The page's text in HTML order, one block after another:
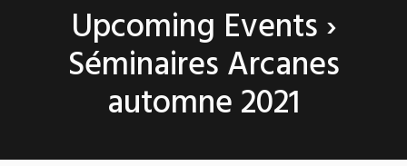
Upcoming Events›
Séminaires Arcanes
automne 2021